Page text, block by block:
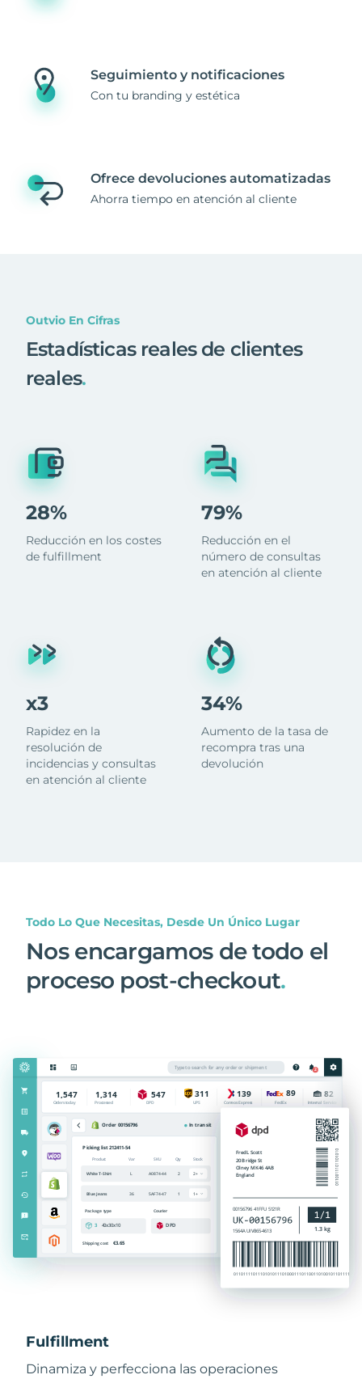
Seguimiento y notificaciones
Con tu branding y estética
Ofrece devoluciones automatizadas
Ahorra tiempo en atención al cliente
Outvio En Cifras
Estadísticas reales de clientes
reales.
28%
Reducción en los costes
de fulfillment
x3
Rapidez en la
resolución de
incidencias y consultas
en atención al cliente
79%
Reducción en el
número de consultas
en atención al cliente
34%
Aumento de la tasa de
recompra tras una
devolución
Todo Lo Que Necesitas, Desde Un Único Lugar
Nos encargamos de todo el
proceso post-checkout.
Fulfillment
Dinamiza y perfecciona las operaciones